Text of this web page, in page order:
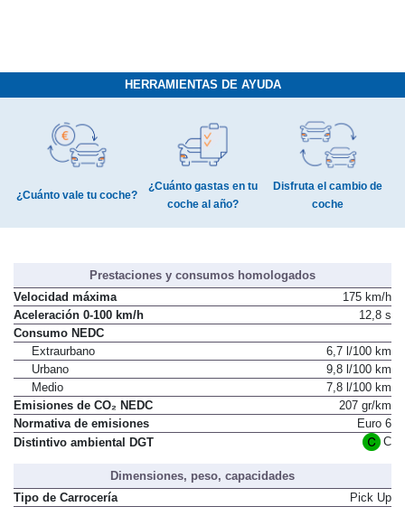
HERRAMIENTAS DE AYUDA
¿Cuánto vale tu coche?
¿Cuánto gastas en tu
coche al año?
Disfruta el cambio de
coche
Prestaciones y consumos homologados
Velocidad máxima
175 km/h
Aceleración 0-100 km/h
12,8 s
Consumo NEDC
Extraurbano
6,7 l/100 km
Urbano
9,8 l/100 km
Medio
7,8 l/100 km
Emisiones de CO₂ NEDC
207 gr/km
Normativa de emisiones
Euro 6
Distintivo ambiental DGT
C
Dimensiones, peso, capacidades
Tipo de Carrocería
Pick Up